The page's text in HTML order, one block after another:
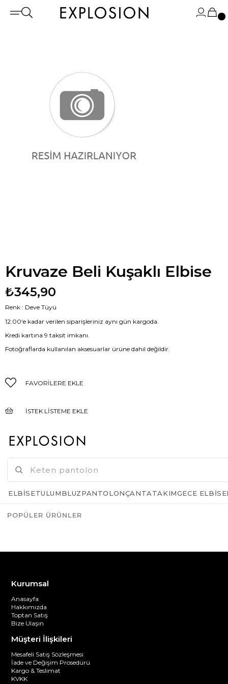
Kruvaze Beli Kuşaklı Elbise
₺345,90
Renk : Deve Tüyü
12:00‘e kadar verilen siparişleriniz aynı gün kargoda.
Kredi kartına 9 taksit imkanı.
Fotoğraflarda kullanılan aksesuarlar ürüne dahil değildir.
FAVORILERE EKLE
İSTEK LISTEME EKLE
Kurumsal
Anasayfa
Hakkımızda
Toptan Satış
Bize Ulaşın
Müşteri İlişkileri
Mesafeli Satış Sözleşmesi
İade ve Değişim Prosedürü
Kargo & Teslimat
KVKK
ELBISETULUMBLUZPANTOLONÇANTATAKIMGECE
POPÜLER ÜRÜNLER